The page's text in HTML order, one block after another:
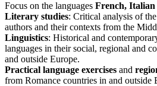
Focus on the languages French, Italian
Literary studies: Critical analysis of
authors and their contexts from the
Linguistics: Historical and
languages in their social, regional and
and outside Europe.
Practical language exercises and
from Romance countries in and outside